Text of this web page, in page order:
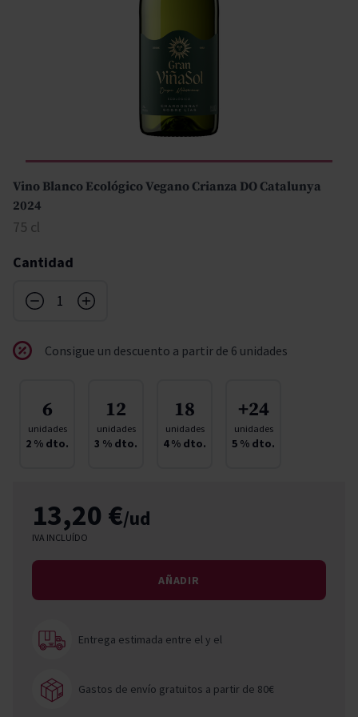
Vino Blanco Ecológico Vegano Crianza DO Catalunya
2024
75 cl
Cantidad
Consigue un descuento a partir de 6 unidades
6
unidades
2 % dto.
12
unidades
3 % dto.
18
unidades
4% dto.
+24
unidades
5 % dto.
13,20 €/ud
IVA INCLUÍDO
AÑADIR
Entrega estimada entre ely el
Gastos de envío gratuitos a partir de 80€